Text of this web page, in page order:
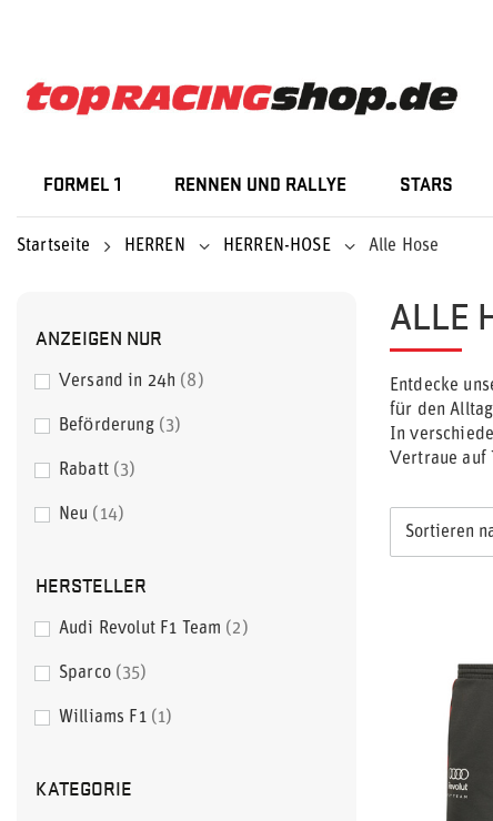
FORMEL 1 RENNEN UND RALLYE STARS
Startseite HERREN HERREN-HOSE Alle Hose
ANZEIGEN NUR
Versand in 24h 8
Beförderung 3
Rabatt 3
Neu 14
HERSTELLER
Audi Revolut F1 Team 2
Sparco 35
Williams F1 1
KATEGORIE
ALLE
Entdecke
für den
In
Vertraue auf
Sortieren